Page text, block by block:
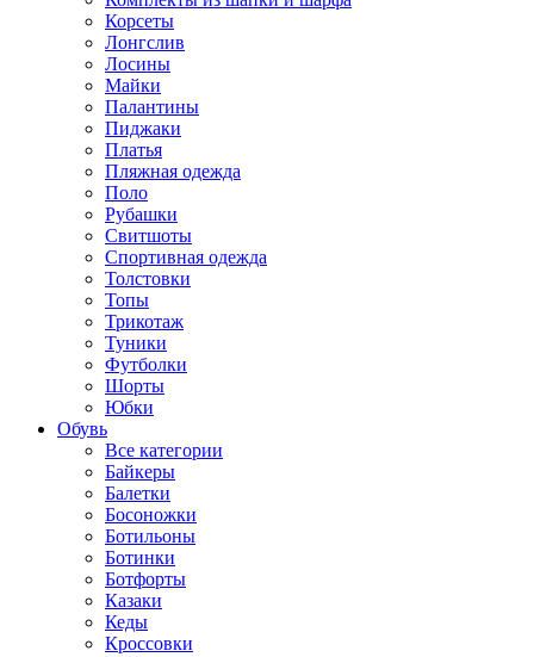
Корсеты
Лонгслив
Лосины
Майки
Палантины
Пиджаки
Платья
Пляжная одежда
Поло
Рубашки
Свитшоты
Спортивная одежда
Толстовки
Топы
Трикотаж
Туники
Футболки
Шорты
Юбки
Обувь
Все категории
Байкеры
Балетки
Босоножки
Ботильоны
Ботинки
Ботфорты
Казаки
Кеды
Кроссовки